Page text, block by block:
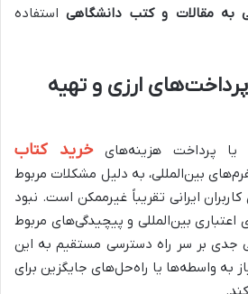
به مقالات و کتب دانشگاهیاستفاده
ارزی و تهیه
یا پرداخت هزینه‌هایخرید کتاب
بین‌المللی، به دلیل مشکلات مربوط
ایرانی تقریباً غیرممکن است. نبود
اعتباری بین‌المللی و پیچیدگی‌های مربوط
جدی بر سر راه دسترسی مستقیم به این
به واسطه‌ها یا راه‌حل‌های جایگزین برای